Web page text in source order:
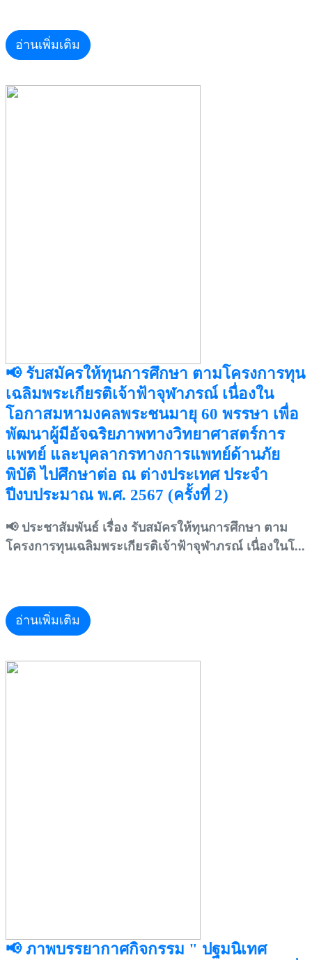
อ่านเพิ่มเติม
📢 รับสมัครให้ทุนการศึกษา ตามโครงการทุน
เฉลิมพระเกียรติเจ้าฟ้าจุฬาภรณ์ เนื่องใน
โอกาสมหามงคลพระชนมายุ 60 พรรษา เพื่อ
พัฒนาผู้มีอัจฉริยภาพทางวิทยาศาสตร์การ
แพทย์ และบุคลากรทางการแพทย์ด้านภัย
พิบัติ ไปศึกษาต่อ ณ ต่างประเทศ ประจำ
ปีงบประมาณ พ.ศ. 2567 (ครั้งที่ 2)
📢 ประชาสัมพันธ์ เรื่อง รับสมัครให้ทุนการศึกษา ตาม
โครงการทุนเฉลิมพระเกียรติเจ้าฟ้าจุฬาภรณ์ เนื่องในโ...
อ่านเพิ่มเติม
📢 ภาพบรรยากาศกิจกรรม " ปฐมนิเทศ